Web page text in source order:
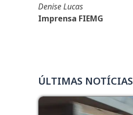
Denise Lucas
Imprensa FIEMG
ÚLTIMAS NOTÍCIAS